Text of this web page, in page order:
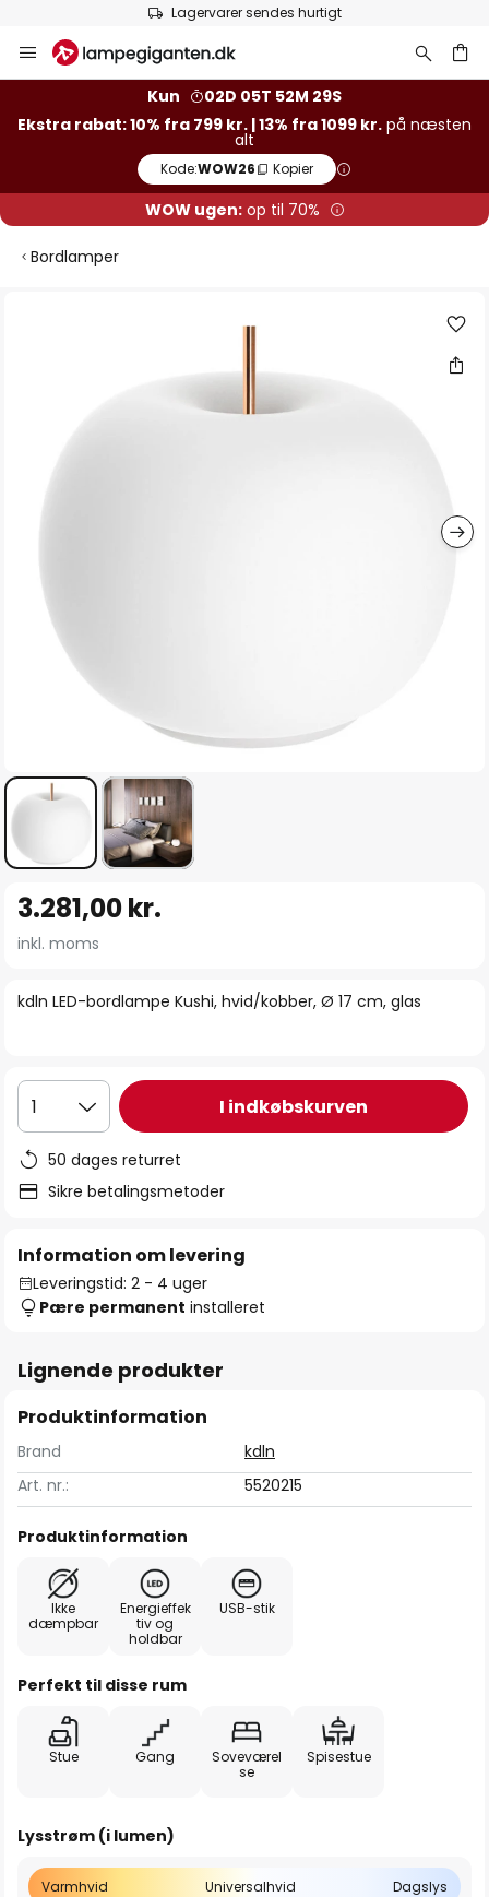
Lagervarer sendes hurtigt
to
Kun
02D 05T 52M 28S
Ekstra rabat: 10% fra 799 kr. | 13% fra 1099 kr. på næsten
alt
Kode:WOW26 Kopier
WOW ugen:op til 70%
Bordlamper
billedgalleriet
starten
billedgalleriet
kdln LED-bordlampe Kushi, hvid/kobber, Ø 17 cm, glas
3.281,00 kr.
inkl. moms
1 I indkøbskurven
50 dages returret
Sikre betalingsmetoder
Information om levering
Leveringstid: 2 - 4 uger
Pære permanent installeret
Lignende produkter
Produktinformation
Brand
kdln
Art. nr.:
5520215
Produktinformation
Ikke
dæmpbar
Energieffek
tiv og
holdbar
USB-stik
Perfekt til disse rum
Stue Gang
Soveværel
se
Spisestue
Lysstrøm (i lumen)
Varmhvid Universalhvid Dagslys